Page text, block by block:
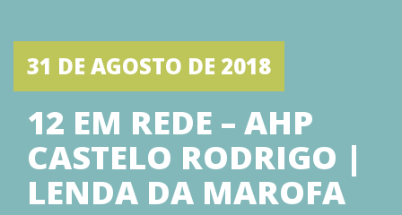
31 DE AGOSTO DE 2018
12 EM REDE – AHP
CASTELO RODRIGO |
LENDA DA MAROFA